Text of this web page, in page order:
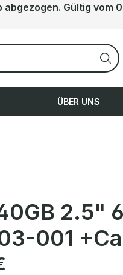
Gültig vom
ÜBER UNS
2.5"
001